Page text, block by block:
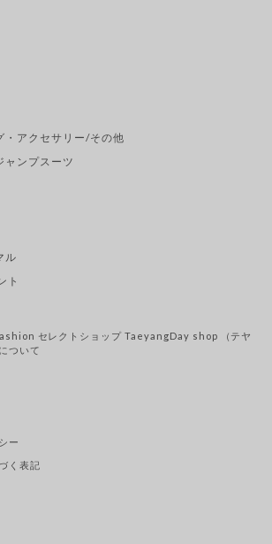
・アクセサリー/その他
ャンプスーツ
ル
ト
セレクトショップ TaeyangDay shop （テヤ
ついて
ー
く表記